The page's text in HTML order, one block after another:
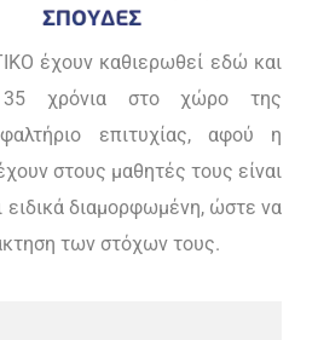
έχουν καθιερωθεί εδώ και
35 χρόνια στο χώρο της
επιτυχίας, αφού η
στους μαθητές τους είναι
ειδικά διαμορφωμένη, ώστε να
των στόχων τους.